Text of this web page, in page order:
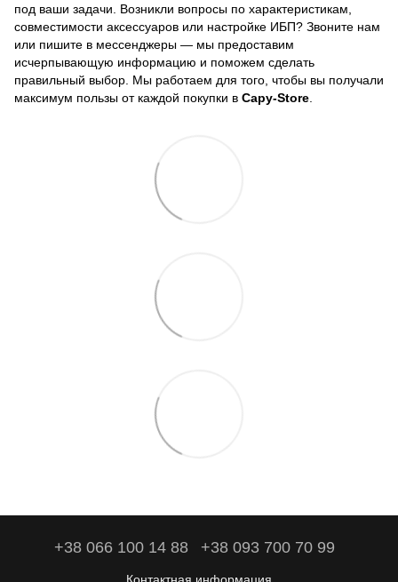
под ваши задачи. Возникли вопросы по характеристикам,
совместимости аксессуаров или настройке ИБП? Звоните нам
или пишите в мессенджеры — мы предоставим
исчерпывающую информацию и поможем сделать
правильный выбор. Мы работаем для того, чтобы вы получали
максимум пользы от каждой покупки в Capy-Store
+38 066 100 14 88 +38 093 700 70 99